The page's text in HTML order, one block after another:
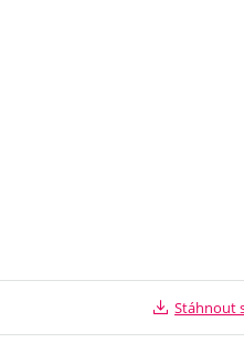
Stáhnout